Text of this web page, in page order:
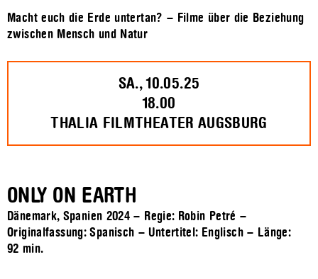
Macht euch die Erde untertan? – Filme über die Beziehung
zwischen Mensch und Natur
SA., 10.05.25
18.00
THALIA FILMTHEATER AUGSBURG
ONLY ON EARTH
Dänemark, Spanien 2024 – Regie: Robin Petré –
Originalfassung: Spanisch – Untertitel: Englisch – Länge:
92 min.